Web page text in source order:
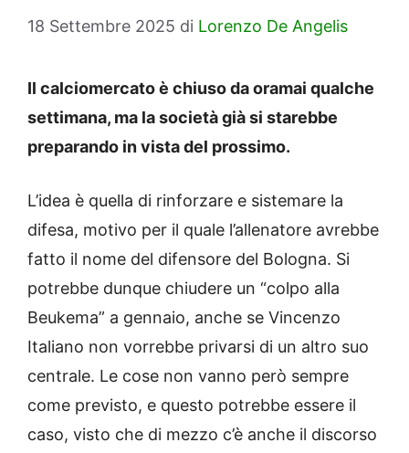
18 Settembre 2025 di Lorenzo De Angelis
Il calciomercato è chiuso da oramai qualche
settimana, ma la società già si starebbe
preparando in vista del prossimo.
L’idea è quella di rinforzare e sistemare la
difesa, motivo per il quale l’allenatore avrebbe
fatto il nome del difensore del Bologna. Si
potrebbe dunque chiudere un “colpo alla
Beukema” a gennaio, anche se Vincenzo
Italiano non vorrebbe privarsi di un altro suo
centrale. Le cose non vanno però sempre
come previsto, e questo potrebbe essere il
caso, visto che di mezzo c’è anche il discorso